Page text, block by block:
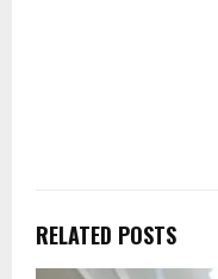
RELATED POSTS